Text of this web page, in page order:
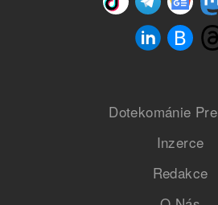
Dotekománie
Inzerce
Redakce